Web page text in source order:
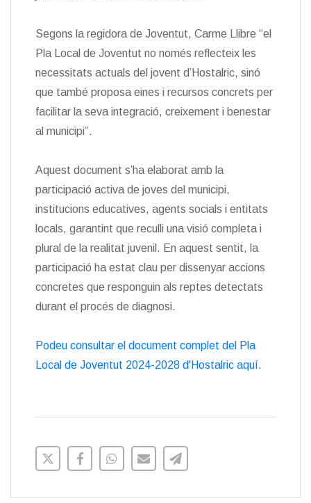
Segons la regidora de Joventut, Carme Llibre “el
Pla Local de Joventut no només reflecteix les
necessitats actuals del jovent d’Hostalric, sinó
que també proposa eines i recursos concrets per
facilitar la seva integració, creixement i benestar
al municipi”.
Aquest document s’ha elaborat amb la
participació activa de joves del municipi,
institucions educatives, agents socials i entitats
locals, garantint que reculli una visió completa i
plural de la realitat juvenil. En aquest sentit, la
participació ha estat clau per dissenyar accions
concretes que responguin als reptes detectats
durant el procés de diagnosi.
Podeu consultar el document complet del Pla
Local de Joventut 2024-2028 d'Hostalric aquí.